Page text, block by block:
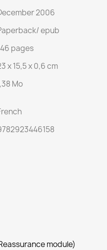
2006
epub
pages
x 15,5 x 0,6 cm
Mo
module)